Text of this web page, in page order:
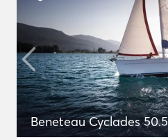
Beneteau Cyclades 50.5